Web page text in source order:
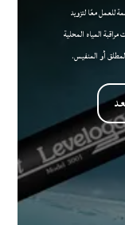
للعمل معًا لتزويد
المياه المحلية
أو المنفيس.